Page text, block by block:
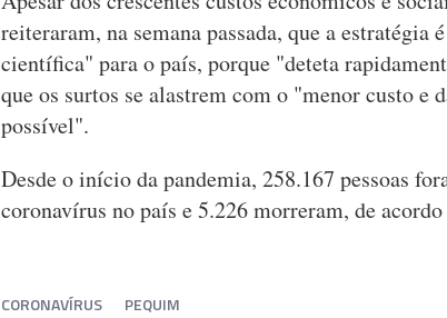
reiteraram, na semana passada, que a estratégia
científica" para o país, porque "deteta
que os surtos se alastrem com o "menor custo e
possível".
Desde o início da pandemia, 258.167 pessoas
coronavírus no país e 5.226 morreram, de
CORONAVÍRUS PEQUIM